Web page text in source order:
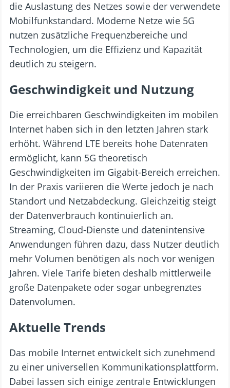
die Auslastung des Netzes sowie der verwendete
Mobilfunkstandard. Moderne Netze wie 5G
nutzen zusätzliche Frequenzbereiche und
Technologien, um die Effizienz und Kapazität
deutlich zu steigern.
Geschwindigkeit und Nutzung
Die erreichbaren Geschwindigkeiten im mobilen
Internet haben sich in den letzten Jahren stark
erhöht. Während LTE bereits hohe Datenraten
ermöglicht, kann 5G theoretisch
Geschwindigkeiten im Gigabit-Bereich erreichen.
In der Praxis variieren die Werte jedoch je nach
Standort und Netzabdeckung. Gleichzeitig steigt
der Datenverbrauch kontinuierlich an.
Streaming, Cloud-Dienste und datenintensive
Anwendungen führen dazu, dass Nutzer deutlich
mehr Volumen benötigen als noch vor wenigen
Jahren. Viele Tarife bieten deshalb mittlerweile
große Datenpakete oder sogar unbegrenztes
Datenvolumen.
Aktuelle Trends
Das mobile Internet entwickelt sich zunehmend
zu einer universellen Kommunikationsplattform.
Dabei lassen sich einige zentrale Entwicklungen